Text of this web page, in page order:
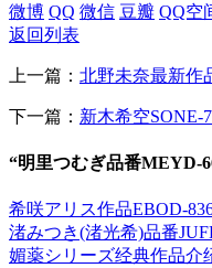
微博 QQ 微信 豆瓣 QQ空
返回列表
上一篇： 北野未奈最新作
下一篇： 新木希空SONE-
“明里つむぎ品番MEYD-
希咲アリス作品EBOD-
渚みつき(渚光希)品番
媚薬シリーズ经典作品介